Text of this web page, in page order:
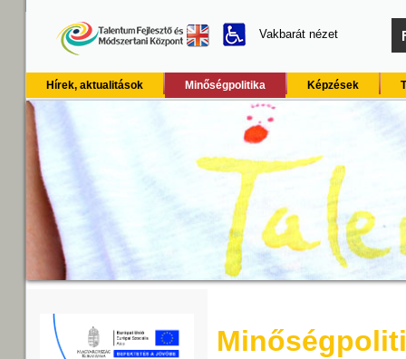
Vakbarát nézet
Hírek, aktualitások Minőségpolitika Képzések